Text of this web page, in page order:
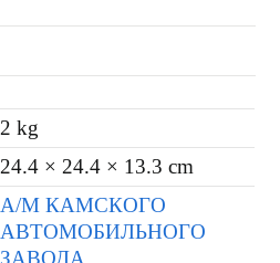
2 kg
24.4 × 24.4 × 13.3 cm
А/М КАМСКОГО
АВТОМОБИЛЬНОГО
ЗАВОДА